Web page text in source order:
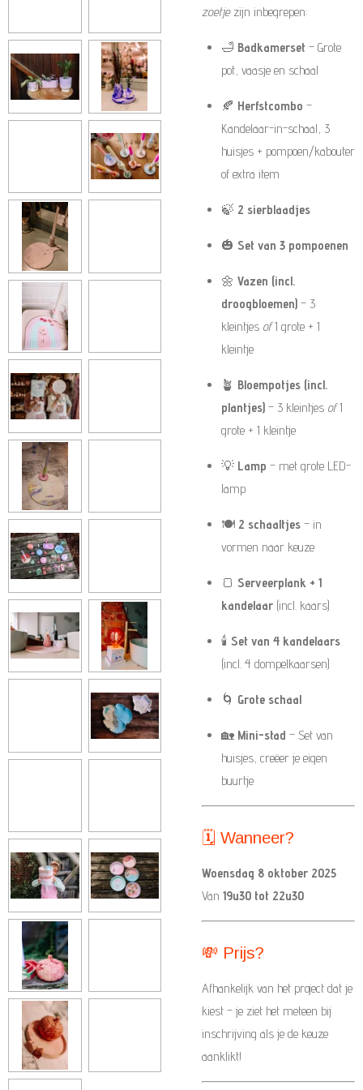
zoetjezijn inbegrepen:
🛁 Badkamerset – Grote
pot, vaasje en schaal
🍂 Herfstcombo –
Kandelaar-in-schaal, 3
huisjes + pompoen/kabouter
of extra item
🍃 2 sierblaadjes
🎃 Set van 3 pompoenen
🌼 Vazen (incl.
droogbloemen) – 3
kleintjes of1 grote + 1
kleintje
🪴 Bloempotjes (incl.
plantjes) – 3 kleintjes of1
grote + 1 kleintje
💡 Lamp – met grote LED-
lamp
🍽️ 2 schaaltjes – in
vormen naar keuze
🍞 Serveerplank + 1
kandelaar (incl. kaars)
🕯️ Set van 4 kandelaars
(incl. 4 dompelkaarsen)
🌀 Grote schaal
🏡 Mini-stad – Set van
huisjes, creëer je eigen
buurtje
🗓️ Wanneer?
Woensdag 8 oktober 2025
Van 19u30 tot 22u30
💸 Prijs?
Afhankelijk van het project dat je
kiest – je ziet het meteen bij
inschrijving als je de keuze
aanklikt!